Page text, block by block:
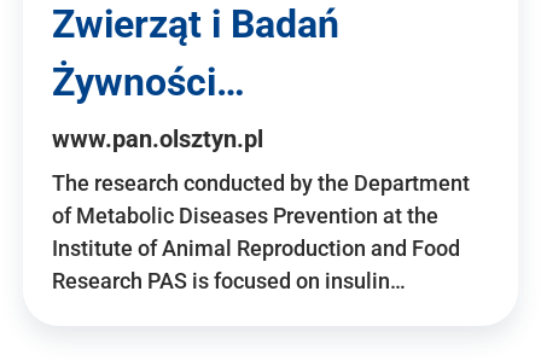
Zwierząt i Badań
Żywności…
www.pan.olsztyn.pl
The research conducted by the Department
of Metabolic Diseases Prevention at the
Institute of Animal Reproduction and Food
Research PAS is focused on insulin…